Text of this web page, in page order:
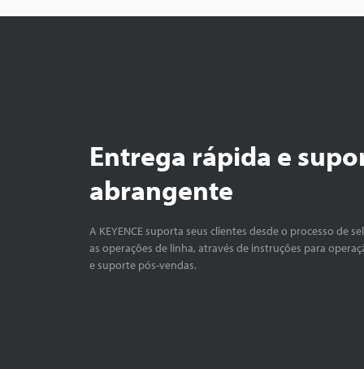
Entrega rápida e
abrangente
A KEYENCE suporta seus clientes desde o processo de
as operações de linha, através de instruções para
e suporte pós-vendas.